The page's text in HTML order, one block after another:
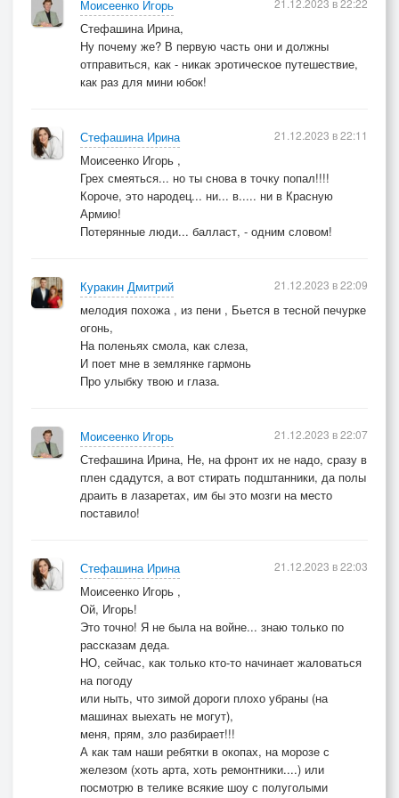
Мне сегодня приснилась война
И душа задохнулась от горя...
© Copyright: Ирина Стефашина
Моисеенко Игорь
Стефашина Ирина,
Ну почему же? В первую часть они и должны
отправиться, как - никак эротическое путешествие,
как раз для мини юбок!
Стефашина Ирина
Моисеенко Игорь ,
Грех смеяться... но ты снова в точку попал!!!!
Короче, это народец... ни... в..... ни в Красную
Армию!
Потерянные люди... балласт, - одним словом!
21.12.2023 в 22:11
Куракин Дмитрий
мелодия похожа , из пени , Бьется в тесной печурке
огонь,
На поленьях смола, как слеза,
И поет мне в землянке гармонь
Про улыбку твою и глаза.
21.12.2023 в 22:09
Моисеенко Игорь
Стефашина Ирина, Не, на фронт их не надо, сразу в
плен сдадутся, а вот стирать подштанники, да полы
драить в лазаретах, им бы это мозги на место
поставило!
21.12.2023 в 22:07
Стефашина Ирина
Моисеенко Игорь ,
Ой, Игорь!
Это точно! Я не была на войне... знаю только по
рассказам деда.
НО, сейчас, как только кто-то начинает жаловаться
на погоду
или ныть, что зимой дороги плохо убраны (на
машинах выехать не могут),
меня, прям, зло разбирает!!!
А как там наши ребятки в окопах, на морозе с
железом (хоть арта, хоть ремонтники....) или
посмотрю в телике всякие шоу с полуголыми
21.12.2023 в 22:03